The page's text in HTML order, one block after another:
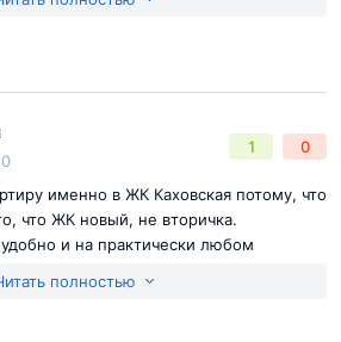
публикациина сайте
то, что рядом парки, мы заметили уже
1 0
именно в ЖК Каховская потому, что
что ЖК новый, не вторичка.
и на практически любом
то, что рядом парки, мы заметили уже
полностью